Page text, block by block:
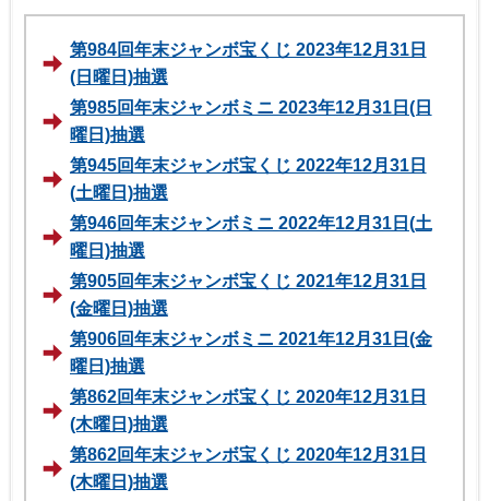
第984回年末ジャンボ宝くじ 2023年12月31日
(日曜日)抽選
第985回年末ジャンボミニ 2023年12月31日(日
曜日)抽選
第945回年末ジャンボ宝くじ 2022年12月31日
(土曜日)抽選
第946回年末ジャンボミニ 2022年12月31日(土
曜日)抽選
第905回年末ジャンボ宝くじ 2021年12月31日
(金曜日)抽選
第906回年末ジャンボミニ 2021年12月31日(金
曜日)抽選
第862回年末ジャンボ宝くじ 2020年12月31日
(木曜日)抽選
第862回年末ジャンボ宝くじ 2020年12月31日
(木曜日)抽選